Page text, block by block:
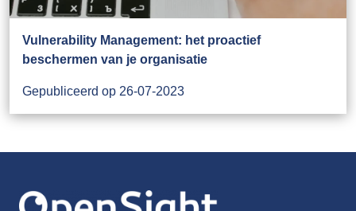
Vulnerability Management: het proactief
beschermen van je organisatie
Gepubliceerd op 26-07-2023